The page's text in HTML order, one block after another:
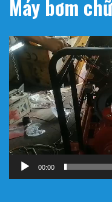
Máy bơm
Trình
chơi
Video
00:00